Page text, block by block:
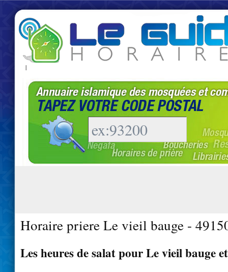
|
Horaire priere Le vieil bauge -
Les heures de salat pour Le vieil bauge